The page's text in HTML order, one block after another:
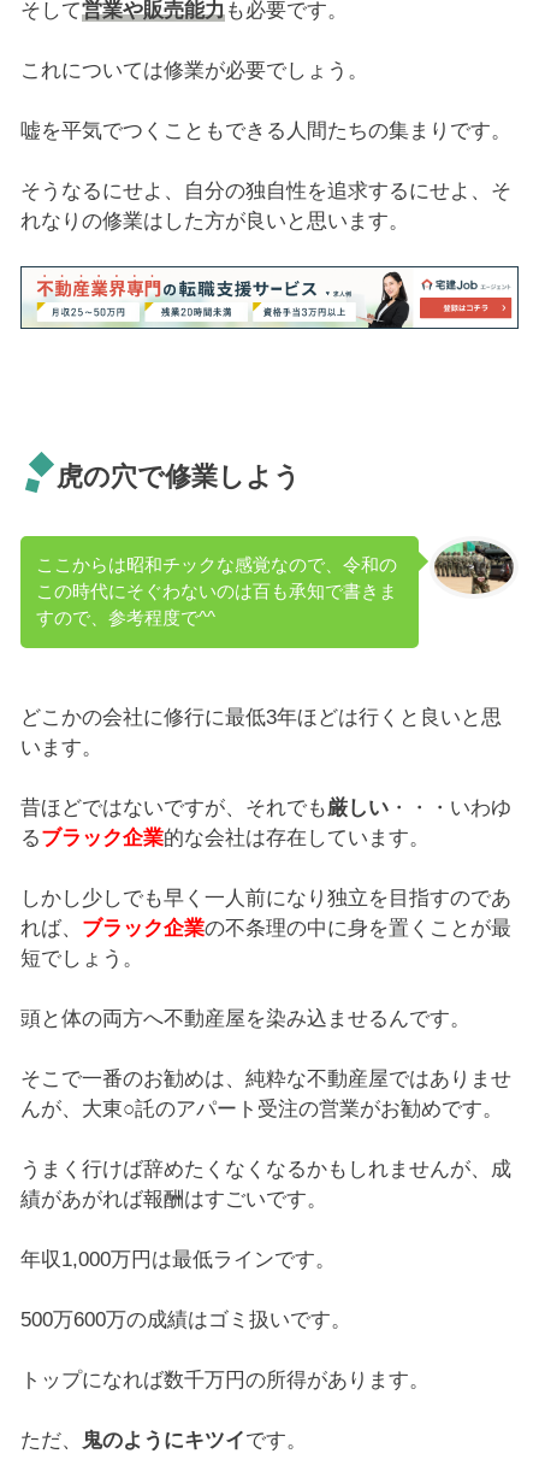
そして営業や販売能力も必要です。
これについては修業が必要でしょう。
嘘を平気でつくこともできる人間たちの集まりです。
そうなるにせよ、自分の独自性を追求するにせよ、そ
れなりの修業はした方が良いと思います。
虎の穴で修業しよう
ここからは昭和チックな感覚なので、令和の
この時代にそぐわないのは百も承知で書きま
すので、参考程度で^^
どこかの会社に修行に最低3年ほどは行くと良いと思
います。
昔ほどではないですが、それでも厳しい・・・いわゆ
るブラック企業的な会社は存在しています。
しかし少しでも早く一人前になり独立を目指すのであ
れば、 ブラック企業の不条理の中に身を置くことが最
短でしょう。
頭と体の両方へ不動産屋を染み込ませるんです。
そこで一番のお勧めは、純粋な不動産屋ではありませ
んが、大東○託のアパート受注の営業がお勧めです。
うまく行けば辞めたくなくなるかもしれませんが、成
績があがれば報酬はすごいです。
年収1,000万円は最低ラインです。
500万600万の成績はゴミ扱いです。
トップになれば数千万円の所得があります。
ただ、 鬼のようにキツイです。